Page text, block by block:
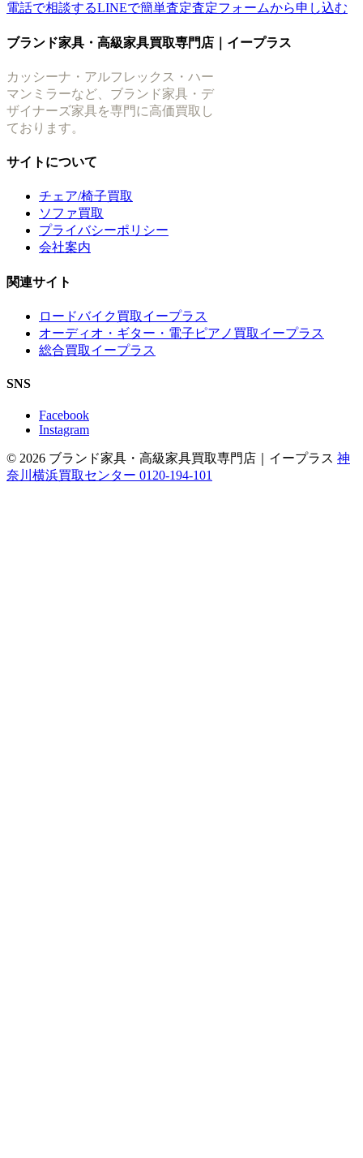
電話で相談するLINEで簡単査定査定フォームから申し込む
ブランド家具・高級家具買取専門店｜イープラス
カッシーナ・アルフレックス・ハー
マンミラーなど、ブランド家具・デ
ザイナーズ家具を専門に高価買取し
ております。
サイトについて
チェア/椅子買取
ソファ買取
プライバシーポリシー
会社案内
関連サイト
ロードバイク買取イープラス
オーディオ・ギター・電子ピアノ買取イープラス
総合買取イープラス
SNS
Facebook
Instagram
© 2026 ブランド家具・高級家具買取専門店｜イープラス 神
奈川横浜買取センター 0120-194-101